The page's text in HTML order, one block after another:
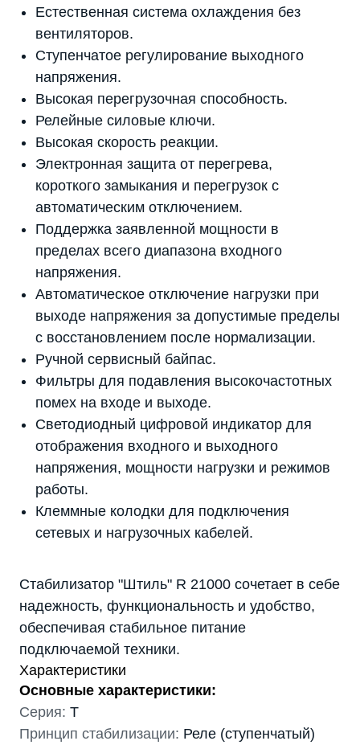
Естественная система охлаждения без
вентиляторов.
Ступенчатое регулирование выходного
напряжения.
Высокая перегрузочная способность.
Релейные силовые ключи.
Высокая скорость реакции.
Электронная защита от перегрева,
короткого замыкания и перегрузок с
автоматическим отключением.
Поддержка заявленной мощности в
пределах всего диапазона входного
напряжения.
Автоматическое отключение нагрузки при
выходе напряжения за допустимые пределы
с восстановлением после нормализации.
Ручной сервисный байпас.
Фильтры для подавления высокочастотных
помех на входе и выходе.
Светодиодный цифровой индикатор для
отображения входного и выходного
напряжения, мощности нагрузки и режимов
работы.
Клеммные колодки для подключения
сетевых и нагрузочных кабелей.
Стабилизатор "Штиль" R 21000 сочетает в себе
надежность, функциональность и удобство,
обеспечивая стабильное питание
подключаемой техники.
Характеристики
Основные характеристики:
Серия: T
Принцип стабилизации: Реле (ступенчатый)